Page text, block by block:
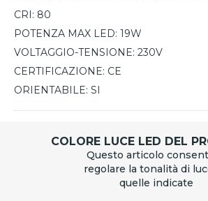
CRI: 80
POTENZA MAX LED: 19W
VOLTAGGIO-TENSIONE: 230V
CERTIFICAZIONE: CE
ORIENTABILE: SI
COLORE LUCE LED DEL
Questo articolo
regolare la tonalità di
quelle indicate